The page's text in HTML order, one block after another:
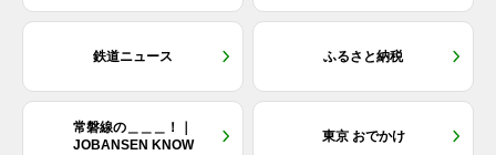
鉄道ニュース ふるさと納税
常磐線の＿＿＿！｜
JOBANSEN KNOW
東京 おでかけ